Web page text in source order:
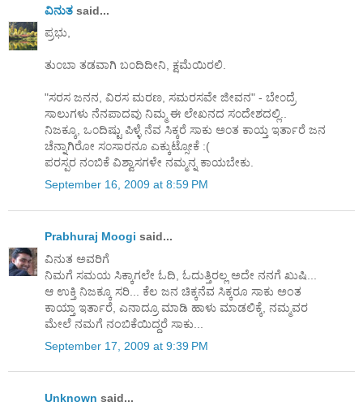
ವಿನುತ said...
ಪ್ರಭು,
ತು೦ಬಾ ತಡವಾಗಿ ಬ೦ದಿದೀನಿ, ಕ್ಷಮೆಯಿರಲಿ.
"ಸರಸ ಜನನ, ವಿರಸ ಮರಣ, ಸಮರಸವೇ ಜೀವನ" - ಬೇ೦ದ್ರೆ
ಸಾಲುಗಳು ನೆನಪಾದವು ನಿಮ್ಮ ಈ ಲೇಖನದ ಸ೦ದೇಶದಲ್ಲಿ..
ನಿಜಕ್ಕೂ, ಒ೦ದಿಷ್ಟು ಪಿಳ್ಳೆ ನೆವ ಸಿಕ್ಕರೆ ಸಾಕು ಅ೦ತ ಕಾಯ್ತ ಇರ್ತಾರೆ ಜನ
ಚೆನ್ನಾಗಿರೋ ಸ೦ಸಾರನೂ ಎಕ್ಕುಟ್ಸೋಕೆ :(
ಪರಸ್ಪರ ನ೦ಬಿಕೆ ವಿಶ್ವಾಸಗಳೇ ನಮ್ಮನ್ನ ಕಾಯಬೇಕು.
September 16, 2009 at 8:59 PM
Prabhuraj Moogi said...
ವಿನುತ ಅವರಿಗೆ
ನಿಮಗೆ ಸಮಯ ಸಿಕ್ಕಾಗಲೇ ಓದಿ, ಓದುತ್ತಿರಲ್ಲ ಅದೇ ನನಗೆ ಖುಷಿ...
ಆ ಉಕ್ತಿ ನಿಜಕ್ಕೂ ಸರಿ... ಕೆಲ ಜನ ಚಿಕ್ಕನೆವ ಸಿಕ್ಕರೂ ಸಾಕು ಅಂತ
ಕಾಯ್ತಾ ಇರ್ತಾರೆ, ಎನಾದ್ರೂ ಮಾಡಿ ಹಾಳು ಮಾಡಲಿಕ್ಕೆ, ನಮ್ಮವರ
ಮೇಲೆ ನಮಗೆ ನಂಬಿಕೆಯಿದ್ದರೆ ಸಾಕು...
September 17, 2009 at 9:39 PM
Unknown said...